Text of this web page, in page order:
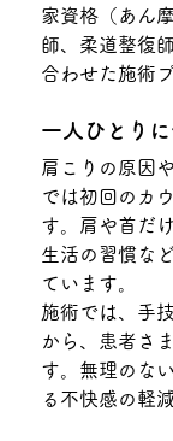
家資格（あん
師、柔道整復
合わせた施術
一人ひとり
肩こりの原因
では初回のカ
す。肩や首だ
生活の習慣な
ています。
施術では、手
から、患者さ
す。無理のな
る不快感の軽